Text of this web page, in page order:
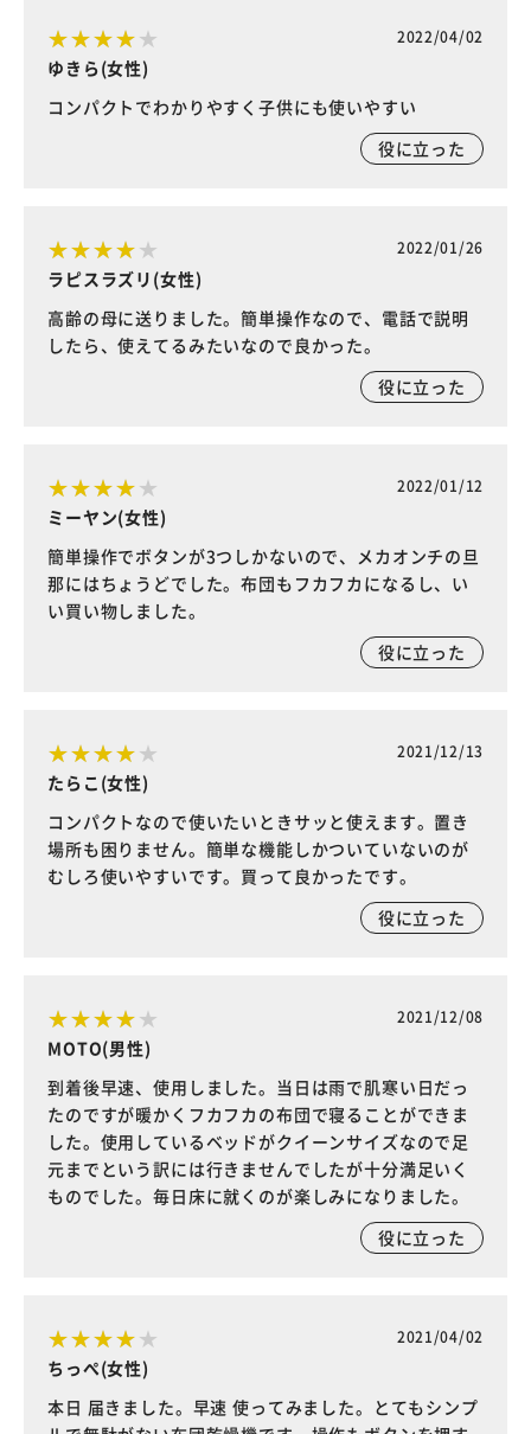
2022/04/02
ゆきら(女性)
コンパクトでわかりやすく子供にも使いやすい
役に立った
2022/01/26
ラピスラズリ(女性)
高齢の母に送りました。簡単操作なので、電話で説明
したら、使えてるみたいなので良かった。
役に立った
2022/01/12
ミーヤン(女性)
簡単操作でボタンが3つしかないので、メカオンチの旦
那にはちょうどでした。布団もフカフカになるし、い
い買い物しました。
役に立った
2021/12/13
たらこ(女性)
コンパクトなので使いたいときサッと使えます。置き
場所も困りません。簡単な機能しかついていないのが
むしろ使いやすいです。買って良かったです。
役に立った
2021/12/08
MOTO(男性)
到着後早速、使用しました。当日は雨で肌寒い日だっ
たのですが暖かくフカフカの布団で寝ることができま
した。使用しているベッドがクイーンサイズなので足
元までという訳には行きませんでしたが十分満足いく
ものでした。毎日床に就くのが楽しみになりました。
役に立った
2021/04/02
ちっぺ(女性)
本日 届きました。早速 使ってみました。とてもシンプ